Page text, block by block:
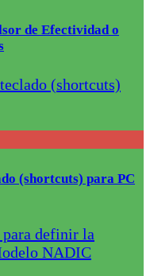
de Efectividad o
(shortcuts) para PC